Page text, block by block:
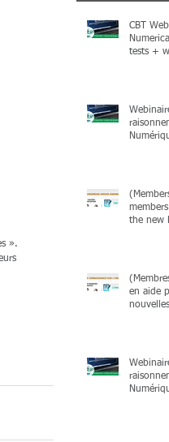
».
CBT
tests +
the new
en aide